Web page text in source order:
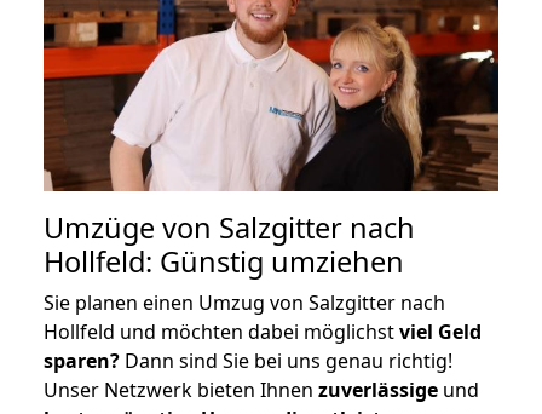
Umzüge von Salzgitter nach
Hollfeld: Günstig umziehen
Sie planen einen Umzug von Salzgitter nach
Hollfeld und möchten dabei möglichstviel Geld
sparen? Dann sind Sie bei uns genau richtig!
Unser Netzwerk bieten Ihnen zuverlässige und